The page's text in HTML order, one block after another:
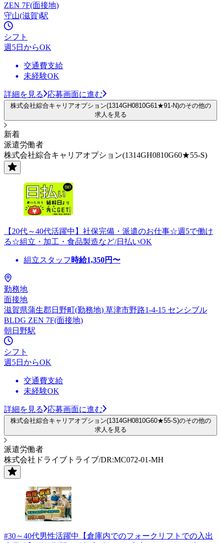
ZEN 7F(面接地)
守山(滋賀)駅
シフト
週5日からOK
交通費支給
未経験OK
詳細を見る 応募画面に進む
株式会社綜合キャリアオプション(1314GH0810G61★91-N)のその他の
求人を見る
新着
派遣労働者
株式会社綜合キャリアオプション(1314GH0810G60★55-S)
【20代～40代活躍中】社保完備・派遣のお仕事☆週5で働け
る☆組立・加工・食品製造など/日払いOK
組立スタッフ 時給1,350円〜
勤務地
面接地
滋賀県蒲生郡日野町(勤務地) 草津市野路1-4-15 センシブル
BLDG ZEN 7F(面接地)
朝日野駅
シフト
週5日からOK
交通費支給
未経験OK
詳細を見る 応募画面に進む
株式会社綜合キャリアオプション(1314GH0810G60★55-S)のその他の
求人を見る
派遣労働者
株式会社ドライブトライブ/DR:MC072-01-MH
#30～40代男性活躍中【倉庫内でのフォークリフトでの入出